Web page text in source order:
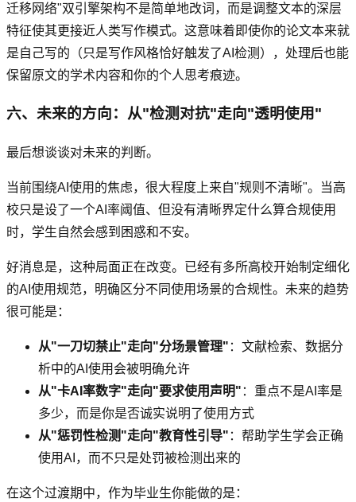
迁移网络"双引擎架构不是简单地改词，而是调整文本的深层
特征使其更接近人类写作模式。这意味着即使你的论文本来就
是自己写的（只是写作风格恰好触发了AI检测），处理后也能
保留原文的学术内容和你的个人思考痕迹。
六、未来的方向：从"检测对抗"走向"透明使用"
最后想谈谈对未来的判断。
当前围绕AI使用的焦虑，很大程度上来自"规则不清晰"。当高
校只是设了一个AI率阈值、但没有清晰界定什么算合规使用
时，学生自然会感到困惑和不安。
好消息是，这种局面正在改变。已经有多所高校开始制定细化
的AI使用规范，明确区分不同使用场景的合规性。未来的趋势
很可能是：
从"一刀切禁止"走向"分场景管理" ：文献检索、数据分
析中的AI使用会被明确允许
从"卡AI率数字"走向"要求使用声明" ：重点不是AI率是
多少，而是你是否诚实说明了使用方式
从"惩罚性检测"走向"教育性引导" ：帮助学生学会正确
使用AI，而不只是处罚被检测出来的
在这个过渡期中，作为毕业生你能做的是：